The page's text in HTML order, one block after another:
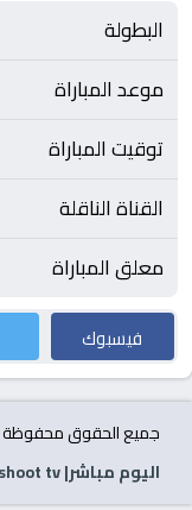
البطولة
موعد المباراة
توقيت المباراة
القناة الناقلة
معلق المباراة
فيسبوك
جميع الحقوق محفوظة
اليوم مباشر| yalla shoot tv